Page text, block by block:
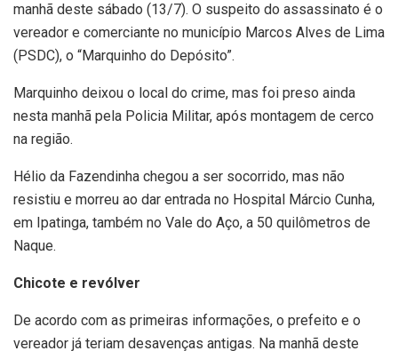
manhã deste sábado (13/7). O suspeito do assassinato é o
vereador e comerciante no município Marcos Alves de Lima
(PSDC), o “Marquinho do Depósito”.
Marquinho deixou o local do crime, mas foi preso ainda
nesta manhã pela Policia Militar, após montagem de cerco
na região.
Hélio da Fazendinha chegou a ser socorrido, mas não
resistiu e morreu ao dar entrada no Hospital Márcio Cunha,
em Ipatinga, também no Vale do Aço, a 50 quilômetros de
Naque.
Chicote e revólver
De acordo com as primeiras informações, o prefeito e o
vereador já teriam desavenças antigas. Na manhã deste